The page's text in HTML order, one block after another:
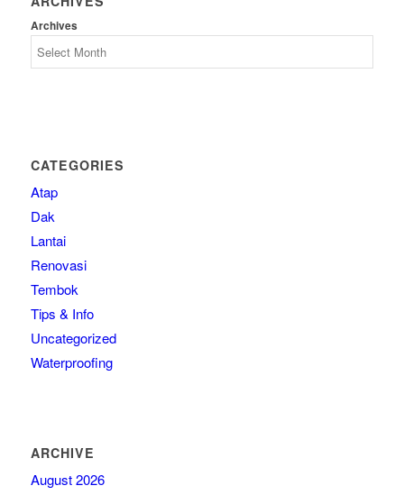
Archives
CATEGORIES
Atap
Dak
Lantai
Renovasi
Tembok
Tips & Info
Uncategorized
Waterproofing
ARCHIVE
August 2026